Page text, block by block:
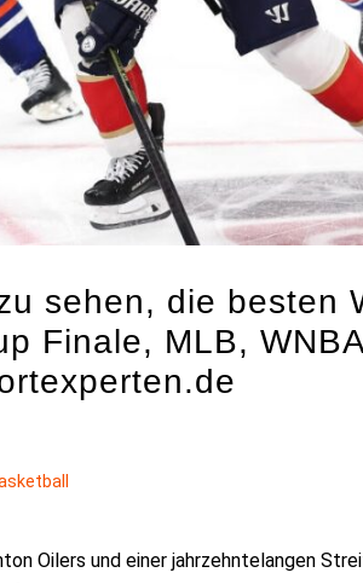
sehen, die besten
Finale, MLB,
Oilers und einer jahrzehntelangen